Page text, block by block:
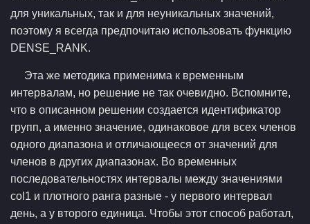
для уникальных, так и для неуникальных значений,
поэтому я всегда предпочитаю использовать функцию
DENSE_RANK.
Эта же методика применима к временным
интервалам, но решение не так очевидно. Вспомните,
что в описанном решении создается идентификатор
групп, а именно значение, одинаковое для всех членов
одного диапазона и отличающееся от значений для
членов в других диапазонах. Во временных
последовательностях интервалы между значениями
col1 и плотного ранга разные - у первого интервал
день, а у второго единица. Чтобы этот способ работал,